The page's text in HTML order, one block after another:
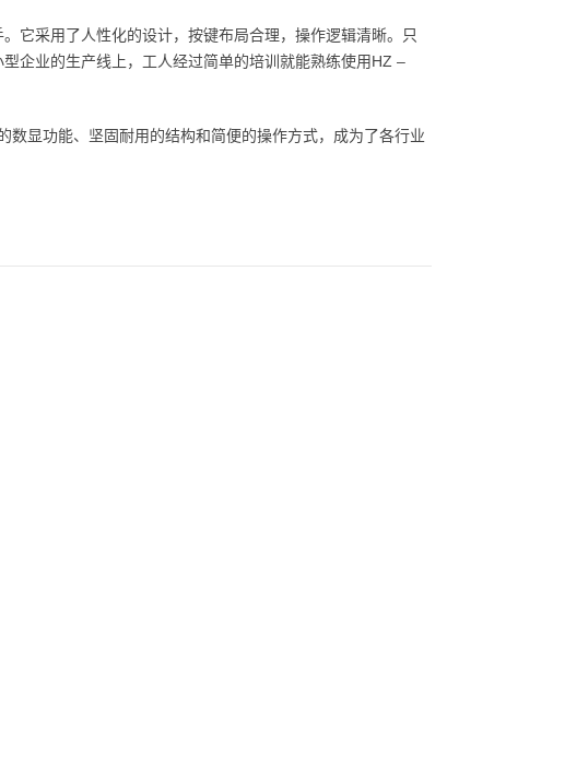
它采用了人性化的设计，按键布局合理，操作逻辑清晰。只
企业的生产线上，工人经过简单的培训就能熟练使用HZ –
显功能、坚固耐用的结构和简便的操作方式，成为了各行业